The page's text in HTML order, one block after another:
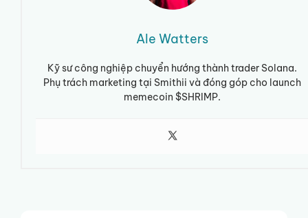
Ale Watters
Kỹ sư công nghiệp chuyển hướng thành trader Solana.
Phụ trách marketing tại Smithii và đóng góp cho launch
memecoin $SHRIMP.